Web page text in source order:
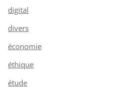
digital
divers
économie
éthique
étude